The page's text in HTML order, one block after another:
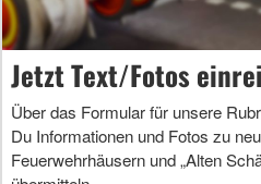
Jetzt Text/Fotos
Über das Formular für unsere
Du Informationen und Fotos zu
Feuerwehrhäusern und „Alten